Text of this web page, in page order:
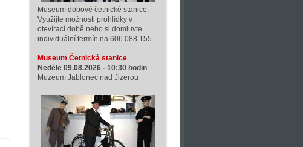
Museum dobové četnické stanice.
Využijte možnosti prohlídky v
otevírací době nebo si domluvte
individuální termín na 606 088 155.
Museum Četnická stanice
Neděle 09.08.2026 - 10:30 hodin
Muzeum Jablonec nad Jizerou